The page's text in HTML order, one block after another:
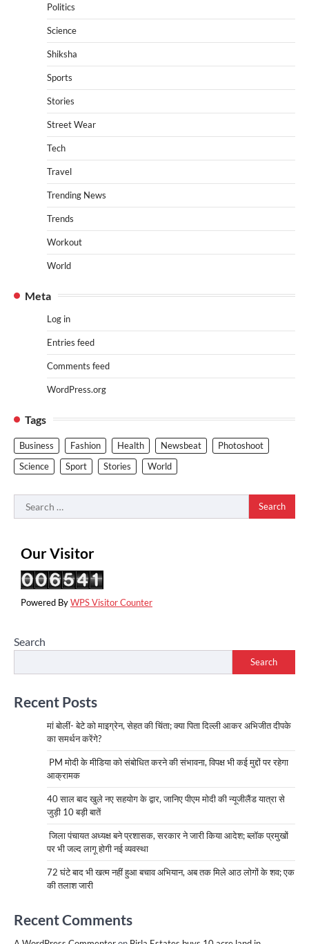
Politics
Science
Shiksha
Sports
Stories
Street Wear
Tech
Travel
Trending News
Trends
Workout
World
Meta
Log in
Entries feed
Comments feed
WordPress.org
Tags
Business Fashion Health Newsbeat
Photoshoot
Science
Sport Stories World
Search
for:
Our Visitor
Powered ByWPS Visitor Counter
Search
Search
Recent Posts
मां बोलीं- बेटे को माइग्रेन, सेहत की चिंता; क्या पिता दिल्ली आकर अभिजीत दीपके
का समर्थन करेंगे?
PM मोदी के मीडिया को संबोधित करने की संभावना, विपक्ष भी कई मुद्दों पर रहेगा
आक्रामक
40 साल बाद खुले नए सहयोग के द्वार, जानिए पीएम मोदी की न्यूजीलैंड यात्रा से
जुड़ी 10 बड़ी बातें
जिला पंचायत अध्यक्ष बने प्रशासक, सरकार ने जारी किया आदेश; ब्लॉक प्रमुखों
पर भी जल्द लागू होगी नई व्यवस्था
72 घंटे बाद भी खत्म नहीं हुआ बचाव अभियान, अब तक मिले आठ लोगों के शव; एक
की तलाश जारी
Recent Comments